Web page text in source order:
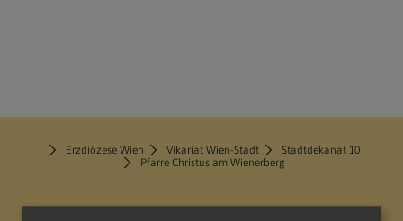
Erzdiözese Wien Vikariat Wien-Stadt
Stadtdekanat 10
Pfarre Christus am Wienerberg